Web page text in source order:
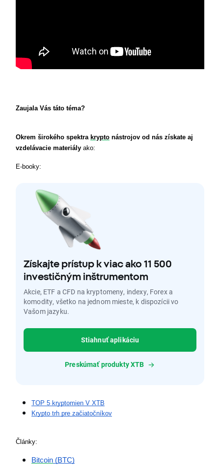
Zaujala Vás táto téma?
Okrem širokého spektra krypto nástrojov od nás získate aj
vzdelávacie materiály ako:
E-booky:
Získajte prístup k viac ako 11 500
investičným inštrumentom
Akcie, ETF a CFD na kryptomeny, indexy, Forex a
komodity, všetko na jednom mieste, k dispozícii vo
Vašom jazyku.
Stiahnuť aplikáciu
Preskúmať produkty XTB
TOP 5 kryptomien V XTB
Krypto trh pre začiatočníkov
Články:
Bitcoin (BTC)